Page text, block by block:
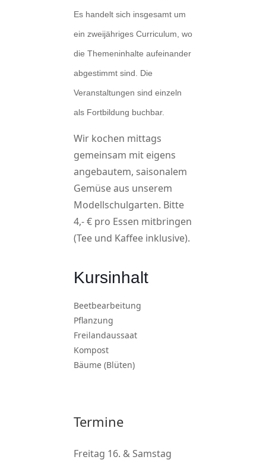
Es handelt sich insgesamt um
ein zweijähriges Curriculum, wo
die Themeninhalte aufeinander
abgestimmt sind. Die
Veranstaltungen sind einzeln
als Fortbildung buchbar.
Wir kochen mittags
gemeinsam mit eigens
angebautem, saisonalem
Gemüse aus unserem
Modellschulgarten. Bitte
4,- € pro Essen mitbringen
(Tee und Kaffee inklusive).
Kursinhalt
Beetbearbeitung
Pflanzung
Freilandaussaat
Kompost
Bäume (Blüten)
Termine
Freitag 16. & Samstag